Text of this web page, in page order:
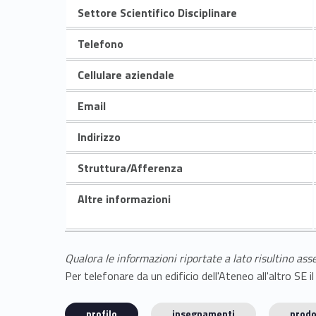
Settore Scientifico Disciplinare
Telefono
Cellulare aziendale
Email
Indirizzo
Struttura/Afferenza
Altre informazioni
Qualora le informazioni riportate a lato risultino
Per telefonare da un edificio dell'Ateneo all'altro